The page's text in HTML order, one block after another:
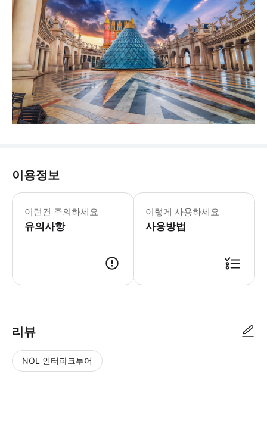
이용정보
이런건 주의하세요
유의사항
1. 최소 모객 인원은 성인 1인입니다.
이렇게 사용하세요
사용방법
리뷰
NOL 인터파크투어